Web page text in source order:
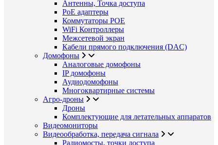
Антенны, Точка доступа
PoE адаптеры
Коммутаторы POE
WiFi Контроллеры
Межсетевой экран
Кабели прямого подключения (DAC)
Домофоны
Аналоговые домофоны
IP домофоны
Аудиодомофоны
Многоквартирные системы
Агро-дроны
Дроны
Комплектующие для летательных аппаратов
Видеомониторы
Видеообработка, передача сигнала
Радиомосты, точки доступа